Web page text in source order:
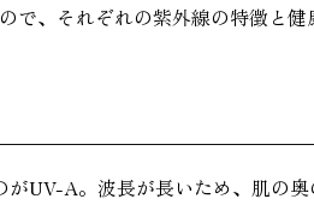
で、それぞれの紫外線の特徴と健
UV-A。波長が長いため、肌の